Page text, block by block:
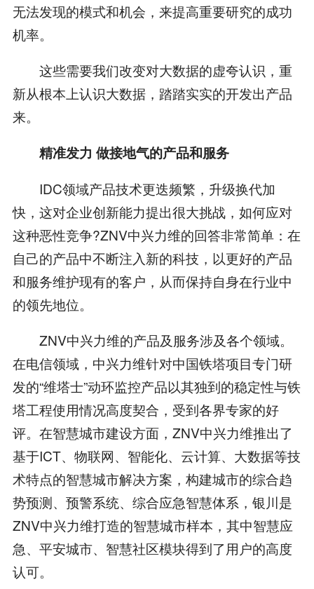
无法发现的模式和机会，来提高重要研究的成功
机率。
这些需要我们改变对大数据的虚夸认识，重
新从根本上认识大数据，踏踏实实的开发出产品
来。
精准发力 做接地气的产品和服务
IDC领域产品技术更迭频繁，升级换代加
快，这对企业创新能力提出很大挑战，如何应对
这种恶性竞争?ZNV中兴力维的回答非常简单：在
自己的产品中不断注入新的科技，以更好的产品
和服务维护现有的客户，从而保持自身在行业中
的领先地位。
ZNV中兴力维的产品及服务涉及各个领域。
在电信领域，中兴力维针对中国铁塔项目专门研
发的“维塔士”动环监控产品以其独到的稳定性与铁
塔工程使用情况高度契合，受到各界专家的好
评。在智慧城市建设方面，ZNV中兴力维推出了
基于ICT、物联网、智能化、云计算、大数据等技
术特点的智慧城市解决方案，构建城市的综合趋
势预测、预警系统、综合应急智慧体系，银川是
ZNV中兴力维打造的智慧城市样本，其中智慧应
急、平安城市、智慧社区模块得到了用户的高度
认可。